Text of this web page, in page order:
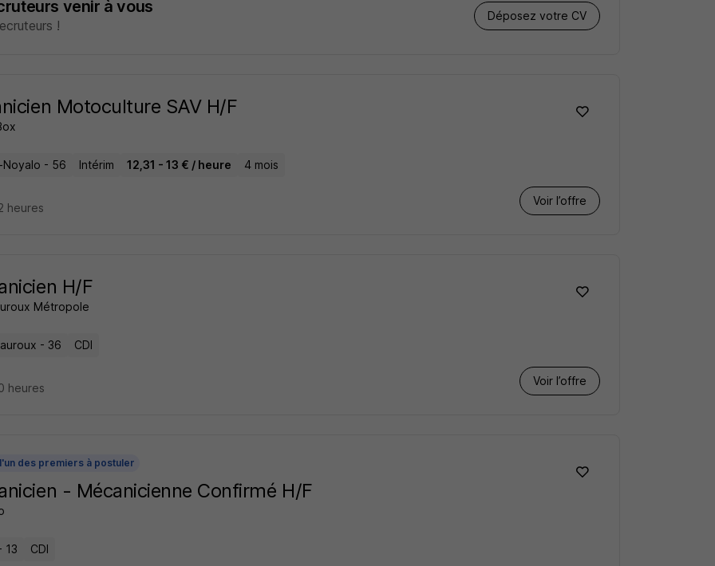
venir à vous
!
Déposez votre CV
Motoculture SAV H/F
Noyalo - 56 Intérim 12,31 - 13 € / heure 4 mois
Voir l’offre
heures
H/F
Métropole
- 36 CDI
Voir l’offre
heures
des premiers à postuler
- Mécanicienne Confirmé H/F
13 CDI